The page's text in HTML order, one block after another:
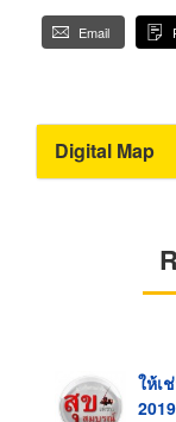
Email
Digital Map
ให้เ
2019